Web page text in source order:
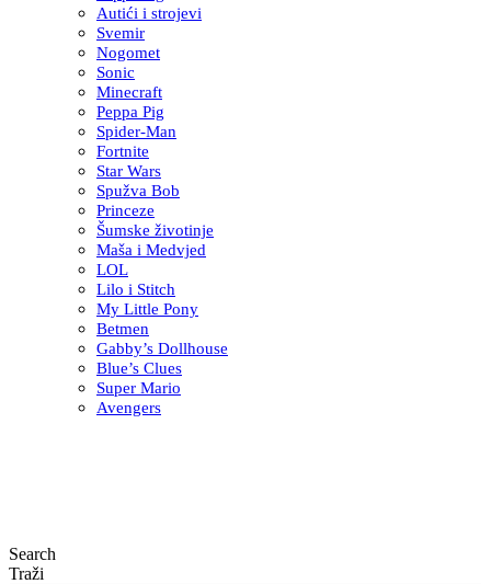
Autići i strojevi
Svemir
Nogomet
Sonic
Minecraft
Peppa Pig
Spider-Man
Fortnite
Star Wars
Spužva Bob
Princeze
Šumske životinje
Maša i Medvjed
LOL
Lilo i Stitch
My Little Pony
Betmen
Gabby’s Dollhouse
Blue’s Clues
Super Mario
Avengers
Search
Traži